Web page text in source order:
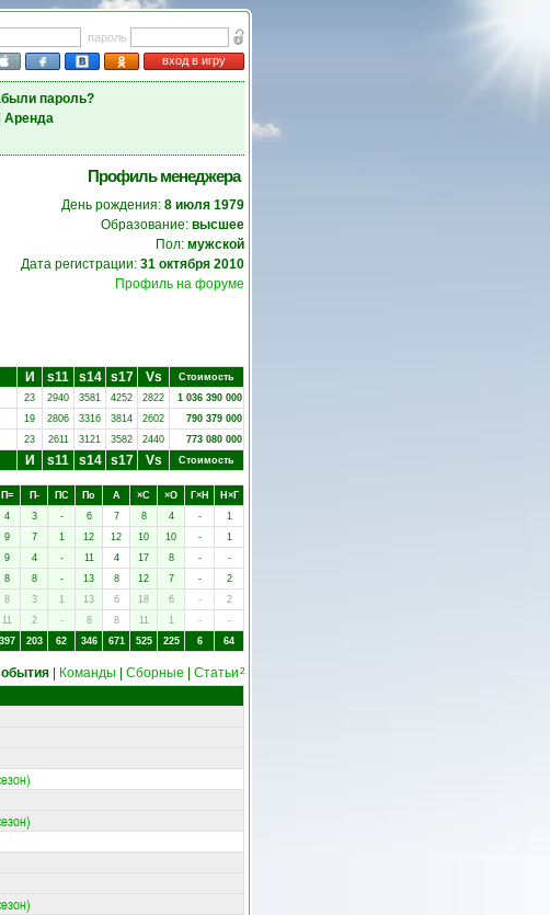
пароль
вход в игру
пароль?
Аренда
Профиль менеджера
День рождения: 8 июля 1979
Образование: высшее
Пол: мужской
Дата регистрации: 31 октября 2010
Профиль на форуме
И s11 s14 s17 Vs
Стоимость
23 2940 3581 4252 2822
1 036 390 000
19 2806 3316 3814 2602
790 379 000
23 2611 3121 3582 2440 773 080 000
И s11 s14 s17 Vs Стоимость
П= П- ПC Пo А ×C ×O Г×Н
Н×Г
4 3 - 6 7 8 4 -
1
9 7 1 12 12 10 10 -
1
9 4 - 11 4 17 8 -
-
8 8 - 13 8 12 7 -
2
8 3 1 13 6 18 6 -
2
11 2 - 8 8 11 1 -
-
397 203 62 346 671 525 225 6 64
Команды Сборные Статьи 2